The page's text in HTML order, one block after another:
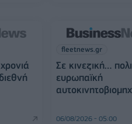
fleetnews.gr
Σε κινεζική…
ευρωπαϊκή
06/08/2026 - 05:00